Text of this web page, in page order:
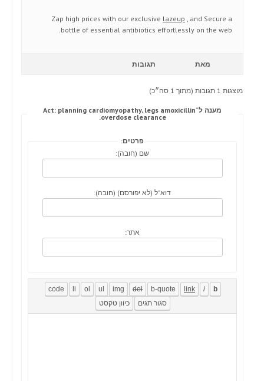
Zap high prices with our exclusive lazeup , and Secure a
bottle of essential antibiotics effortlessly on the web.
מאת תגובות
מוצגות 1 תגובות (מתוך 1 סה״כ)
מענה ל־Act: planning cardiomyopathy, legs amoxicillin
overdose clearance.
פרטים:
שם (חובה):
דוא"ל (לא יפורסם) (חובה):
אתר: